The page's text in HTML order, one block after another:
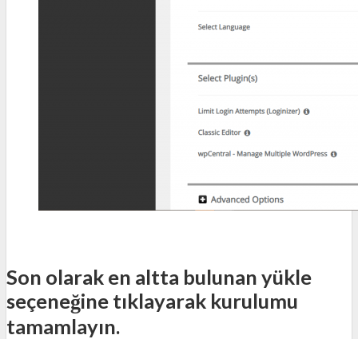
Son olarak en altta bulunan yükle
seçeneğine tıklayarak kurulumu
tamamlayın.